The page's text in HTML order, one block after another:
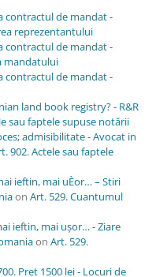
contractul de mandat -
reprezentantului
contractul de mandat -
mandatului
contractul de mandat -
land book registry? - R&R
sau faptele supuse notării
admisibilitate - Avocat in
902. Actele sau faptele
ieftin, mai uÈor… – Stiri
on Art. 529. Cuantumul
ieftin, mai ușor… - Ziare
on Art. 529.
Pret 1500 lei - Locuri de